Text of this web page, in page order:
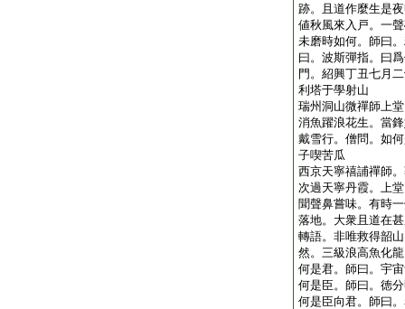
跡。且道作麼生是
値秋風來入戸。一
未磨時如何。師曰
曰。波斯彈指。曰
門。紹興丁丑七月
利塔于學射山
瑞州洞山微禪師上
消魚躍浪花生。當
戴雪行。僧問。如
子喫苦瓜
西京天寧禧誧禪師
次過天寧丹霞。上
聞聲鼻嘗味。有時
落地。大衆且道在
轉語。非唯救得韶
然。三級浪高魚化
何是君。師曰。宇
何是臣。師曰。徳
何是臣向君。師曰